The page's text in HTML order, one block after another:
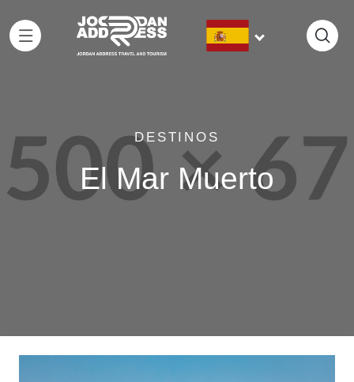
DESTINOS
El Mar Muerto